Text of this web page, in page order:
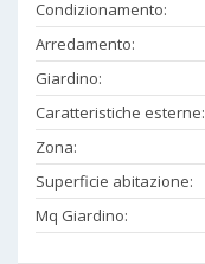
Condizionamento:
Arredamento:
Giardino:
Caratteristiche esterne:
Zona:
Superficie abitazione:
Mq Giardino: